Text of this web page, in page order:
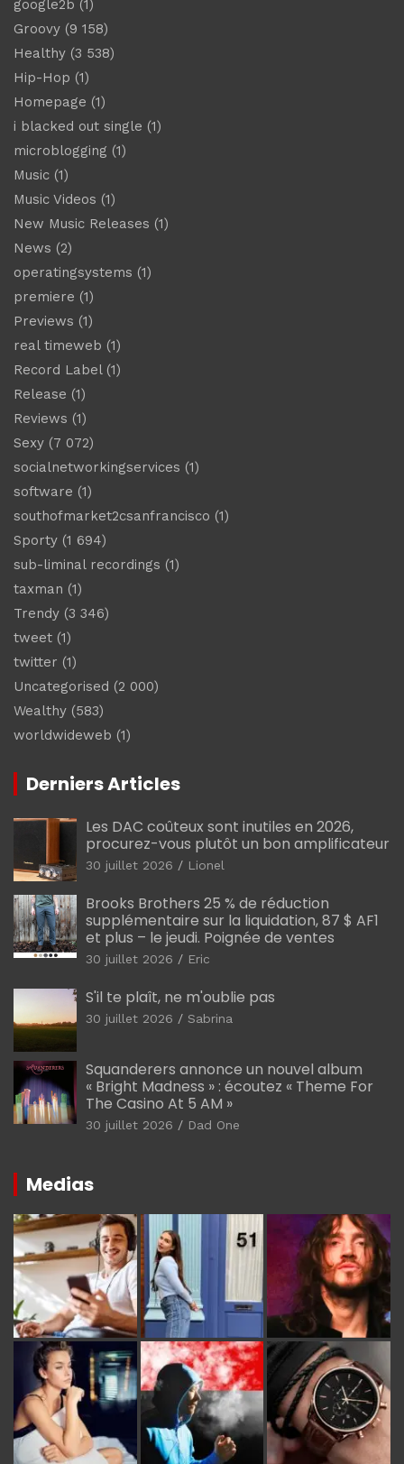
google2b (1)
Groovy (9 158)
Healthy (3 538)
Hip-Hop (1)
Homepage (1)
i blacked out single (1)
microblogging (1)
Music (1)
Music Videos (1)
New Music Releases (1)
News (2)
operatingsystems (1)
premiere (1)
Previews (1)
real timeweb (1)
Record Label(1)
Release (1)
Reviews (1)
Sexy (7 072)
socialnetworkingservices (1)
software (1)
southofmarket2csanfrancisco (1)
Sporty (1 694)
sub-liminal recordings (1)
taxman (1)
Trendy (3 346)
tweet (1)
twitter (1)
Uncategorised (2 000)
Wealthy (583)
worldwideweb (1)
Derniers Articles
Les DAC coûteux sont inutiles en 2026,
procurez-vous plutôt un bon amplificateur
30 juillet 2026 Lionel
Brooks Brothers 25 % de réduction
supplémentaire sur la liquidation, 87 $ AF1
et plus – le jeudi. Poignée de ventes
30 juillet 2026 Eric
S'il te plaît, ne m'oublie pas
30 juillet 2026 Sabrina
Squanderers annonce un nouvel album
« Bright Madness » : écoutez « Theme For
The Casino At 5 AM »
30 juillet 2026 Dad One
Medias